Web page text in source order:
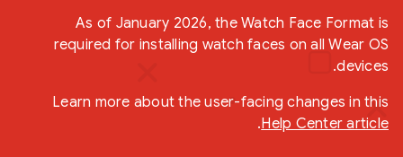
As of January 2026, the Watch Face Format is
required for installing watch faces on all Wear OS
devices.
Learn more about the user-facing changes in this
Help Center article
.